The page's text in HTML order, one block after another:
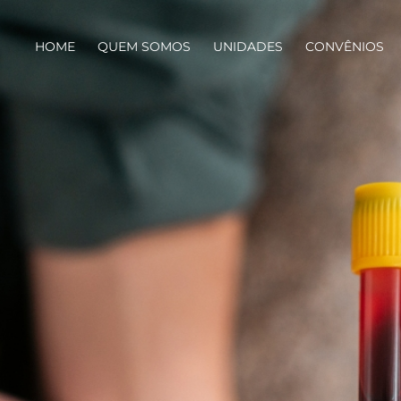
HOME QUEM SOMOS UNIDADES CONVÊNIOS